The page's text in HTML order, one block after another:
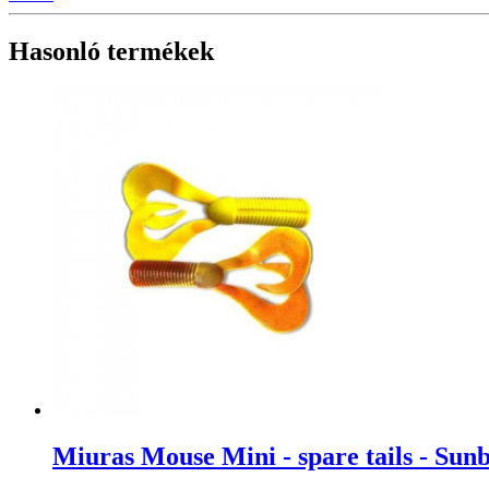
Hasonló termékek
Miuras Mouse Mini - spare tails -